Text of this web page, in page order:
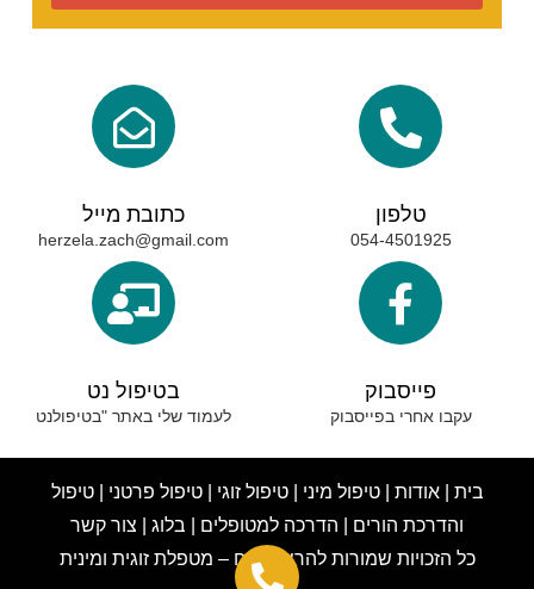
טלפון
054-4501925
כתובת מייל
herzela.zach@gmail.com
פייסבוק
עקבו אחרי בפייסבוק
בטיפול נט
לעמוד שלי באתר "בטיפולנט
בית |אודות |טיפול מיני |טיפול זוגי |טיפול פרטני |טיפול
והדרכת הורים
הדרכה למטופלים בלוג
צור קשר
כל הזכויות שמורות להרצלה צח – מטפלת זוגית ומינית